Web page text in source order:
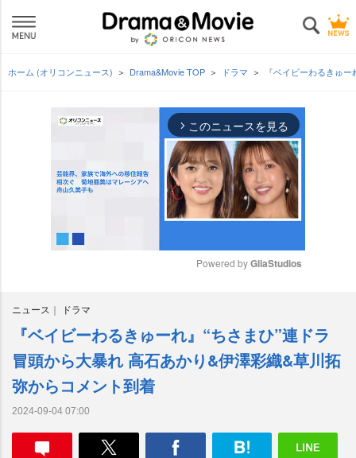
ホーム (オリコンニュース) Drama&Movie TOP ドラマ 『ベイビーわるきゅ
arrow_forward_ios このニュースを見る
t
e
Powered by GliaStudios
ニュース ドラマ
『ベイビーわるきゅーれ』“ちさまひ”連ドラ
冒頭から大暴れ 高石あかり&伊澤彩織&草川拓
弥からコメント到着
2024-09-04 07:00